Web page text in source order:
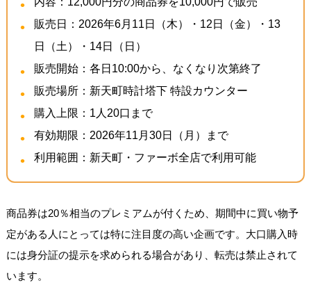
販売日：2026年6月11日（木）・12日（金）・13
日（土）・14日（日）
販売開始：各日10:00から、なくなり次第終了
販売場所：新天町時計塔下 特設カウンター
購入上限：1人20口まで
有効期限：2026年11月30日（月）まで
利用範囲：新天町・ファーボ全店で利用可能
商品券は20％相当のプレミアムが付くため、期間中に買い物予
定がある人にとっては特に注目度の高い企画です。大口購入時
には身分証の提示を求められる場合があり、転売は禁止されて
います。